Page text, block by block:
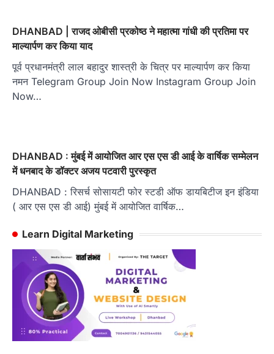
DHANBAD | राजद ओबीसी प्रकोष्ठ ने महात्मा गांधी की प्रतिमा पर
माल्यार्पण कर किया याद
पूर्व प्रधानमंत्री लाल बहादुर शास्त्री के चित्र पर माल्यार्पण कर किया
नमन Telegram Group Join Now Instagram Group Join
Now…
DHANBAD : मुंबई में आयोजित आर एस एस डी आई के वार्षिक सम्मेलन
में धनबाद के डॉक्टर अजय पटवारी पुरस्कृत
DHANBAD : रिसर्च सोसायटी फोर स्टडी ऑफ डायबिटीज इन इंडिया
( आर एस एस डी आई) मुंबई में आयोजित वार्षिक…
Learn Digital Marketing